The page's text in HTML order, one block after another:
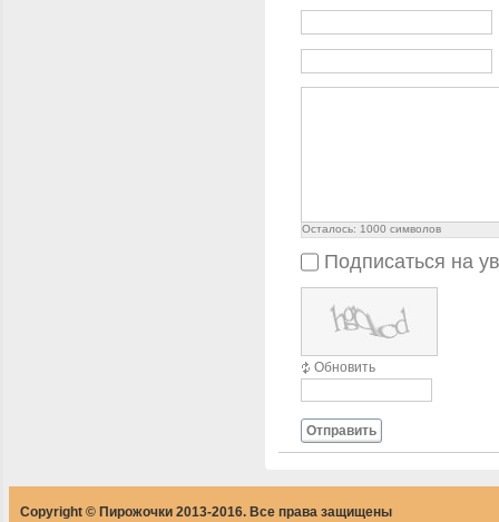
Осталось: 1000 символов
Подписаться на
Обновить
Отправить
Copyright © Пирожочки 2013-2016. Все права защищены